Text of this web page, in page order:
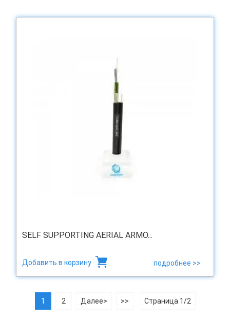
SELF SUPPORTING AERIAL ARMO...
Добавить в корзину подробнее >>
1 2 Далее> >> Страница 1/2